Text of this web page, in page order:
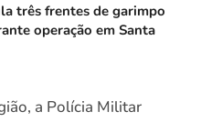
três frentes de garimpo
operação em Santa
a Polícia Militar